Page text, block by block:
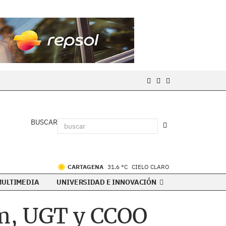
BUSCAR
CARTAGENA 31.6 °C CIELO CLARO
UNIVERSIDAD E INNOVACIÓN
UGT y CCOO